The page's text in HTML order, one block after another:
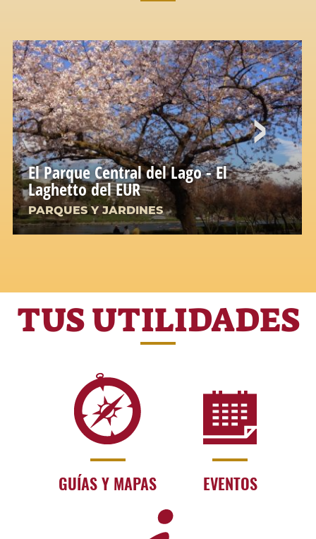
El Parque Central del Lago - El
Laghetto del EUR
PARQUES Y JARDINES
TUS UTILIDADES
GUÍAS Y MAPAS EVENTOS